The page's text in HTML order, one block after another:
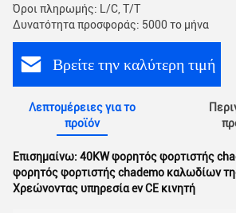
Όροι πληρωμής: L/C, T/T
Δυνατότητα προσφοράς: 5000 το μήνα
Βρείτε την καλύτερη τιμή
Λεπτομέρειες για το
προϊόν
Επισημαίνω: 40KW φορητός φορτιστής
φορητός φορτιστής chademo καλωδίων
Χρεώνοντας υπηρεσία ev CE κινητή